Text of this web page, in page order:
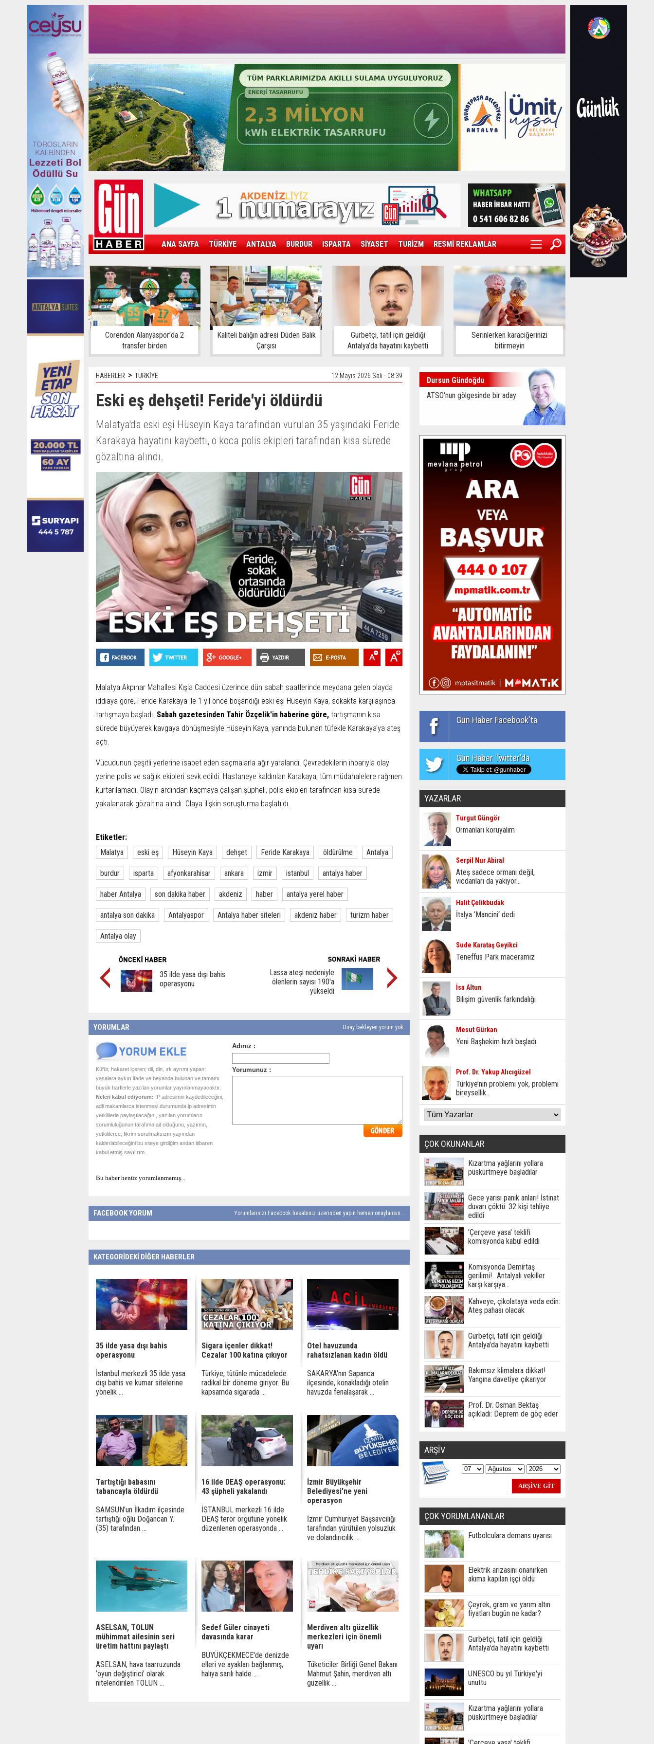
ANA SAYFA TÜRKİYE ANTALYA BURDUR ISPARTA SİYASET TURİZM RESMİ REKLAMLAR
KAMPÜS SPOR GÜN'ÜN ÜRÜNÜ SAĞLIK EKONOMİ DÜNYA
Corendon Alanyaspor’da 2
transfer birden
Kaliteli balığın adresi Düden Balık
Çarşısı
Gurbetçi, tatil için geldiği
Antalya’da hayatını kaybetti
Serinlerken karaciğerinizi
bitirmeyin
HABERLER > TÜRKİYE 12 Mayıs 2026 Salı - 08:39
Eski eş dehşeti! Feride'yi öldürdü
Malatya'da eski eşi Hüseyin Kaya tarafından vurulan 35 yaşındaki Feride
Karakaya hayatını kaybetti, o koca polis ekipleri tarafından kısa sürede
gözaltına alındı.
Malatya Akpınar Mahallesi Kışla Caddesi üzerinde dün sabah saatlerinde meydana gelen olayda
iddiaya göre, Feride Karakaya ile 1 yıl önce boşandığı eski eşi Hüseyin Kaya, sokakta karşılaşınca
tartışmaya başladı. Sabah gazetesinden Tahir Özçelik'in haberine göre, tartışmanın kısa
sürede büyüyerek kavgaya dönüşmesiyle Hüseyin Kaya, yanında bulunan tüfekle Karakaya'ya ateş
açtı.
Vücudunun çeşitli yerlerine isabet eden saçmalarla ağır yaralandı. Çevredekilerin ihbarıyla olay
yerine polis ve sağlık ekipleri sevk edildi. Hastaneye kaldırılan Karakaya, tüm müdahalelere rağmen
kurtarılamadı. Olayın ardından kaçmaya çalışan şüpheli, polis ekipleri tarafından kısa sürede
yakalanarak gözaltına alındı. Olaya ilişkin soruşturma başlatıldı.
Etiketler:
Malatya
eski eş Hüseyin Kaya dehşet Feride Karakaya öldürülme Antalya
burdur ısparta afyonkarahisar ankara izmir istanbul antalya haber
haber Antalya son dakika haber akdeniz haber antalya yerel haber
antalya son dakika Antalyaspor Antalya haber siteleri akdeniz haber turizm haber
Antalya olay
35 ilde yasa dışı bahis
operasyonu
Lassa ateşi nedeniyle
ölenlerin sayısı 190'a
yükseldi
YORUMLAR Onay bekleyen yorum yok.
Küfür, hakaret içeren; dil, din, ırk ayrımı yapan;
yasalara aykırı ifade ve beyanda bulunan ve tamamı
büyük harflerle yazılan yorumlar yayınlanmayacaktır.
Neleri kabul ediyorum: IP adresimin kaydedileceğini,
adli makamlarca istenmesi durumunda ip adresimin
yetkililerle paylaşılacağını, yazılan yorumların
sorumluluğunun tarafıma ait olduğunu, yazımın,
yetkililerce, fikrim sorulmaksızın yayından
kaldırılabileceğini bu siteye girdiğim andan itibaren
kabul etmiş sayılırım.
Bu haber henüz yorumlanmamış...
FACEBOOK YORUM Yorumlarınızı Facebook hesabınız üzerinden yapın hemen onaylansın...
KATEGORİDEKİ DİĞER HABERLER
35 ilde yasa dışı bahis
operasyonu
İstanbul merkezli 35 ilde yasa
dışı bahis ve kumar sitelerine
yönelik ...
Sigara içenler dikkat!
Cezalar 100 katına çıkıyor
Türkiye, tütünle mücadelede
radikal bir döneme giriyor. Bu
kapsamda sigarada ...
Otel havuzunda
rahatsızlanan kadın öldü
SAKARYA'nın Sapanca
ilçesinde, konakladığı otelin
havuzda fenalaşarak ...
Tartıştığı babasını
tabancayla öldürdü
SAMSUN’un İlkadım ilçesinde
tartıştığı oğlu Doğancan Y.
(35) tarafından ...
16 ilde DEAŞ operasyonu:
43 şüpheli yakalandı
İSTANBUL merkezli 16 ilde
DEAŞ terör örgütüne yönelik
düzenlenen operasyonda ...
İzmir Büyükşehir
Belediyesi'ne yeni
operasyon
İzmir Cumhuriyet Başsavcılığı
tarafından yürütülen yolsuzluk
ve dolandırıcılık ...
ASELSAN, TOLUN
mühimmat ailesinin seri
üretim hattını paylaştı
ASELSAN, hava taarruzunda
‘oyun değiştirici’ olarak
nitelendirilen TOLUN ...
Sedef Güler cinayeti
davasında karar
BÜYÜKÇEKMECE'de denizde
elleri ve ayakları bağlanmış,
halıya sarılı halde ...
Merdiven altı güzellik
merkezleri için önemli
uyarı
Tüketiciler Birliği Genel Bakanı
Mahmut Şahin, merdiven altı
güzellik ...
Dursun Gündoğdu
ATSO'nun gölgesinde bir aday
Gün Haber Facebook'ta
Gün Haber Twitter'da
YAZARLAR
Turgut Güngör
Ormanları koruyalım
Serpil Nur Abiral
Ateş sadece ormanı değil,
vicdanları da yakıyor...
Halit Çelikbudak
İtalya ‘Mancini‘ dedi
Sude Karataş Geyikci
Teneffüs Park maceramız
İsa Altun
Bilişim güvenlik farkındalığı
Mesut Gürkan
Yeni Başhekim hızlı başladı
Prof. Dr. Yakup Alıcıgüzel
Türkiye’nin problemi yok, problemi
bireysellik..
ÇOK OKUNANLAR
Kızartma yağlarını yollara
püskürtmeye başladılar
Gece yarısı panik anları! İstinat
duvarı çöktü: 32 kişi tahliye
edildi
'Çerçeve yasa' teklifi
komisyonda kabul edildi
Komisyonda Demirtaş
gerilimi!.. Antalyalı vekiller
karşı karşıya…
Kahveye, çikolataya veda edin:
Ateş pahası olacak
Gurbetçi, tatil için geldiği
Antalya'da hayatını kaybetti
Bakımsız klimalara dikkat!
Yangına davetiye çıkarıyor
Prof. Dr. Osman Bektaş
açıkladı: Deprem de göç eder
ARŞİV
ÇOK YORUMLANANLAR
Futbolculara demans uyarısı
Elektrik arızasını onanırken
akıma kapılan işçi öldü
Çeyrek, gram ve yarım altın
fiyatları bugün ne kadar?
Gurbetçi, tatil için geldiği
Antalya'da hayatını kaybetti
UNESCO bu yıl Türkiye'yi
unuttu
Kızartma yağlarını yollara
püskürtmeye başladılar